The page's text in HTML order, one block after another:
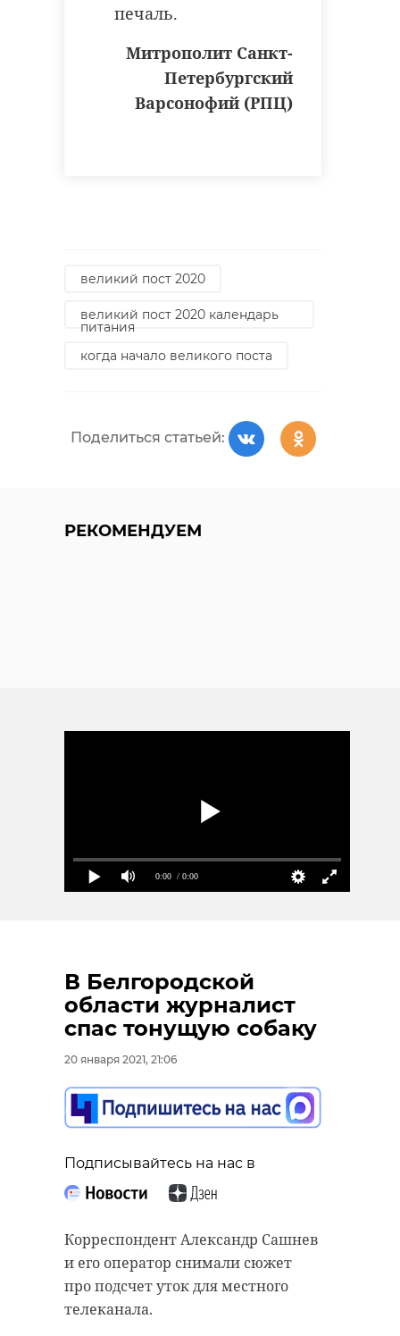
печаль.
Митрополит Санкт-
Петербургский
Варсонофий (РПЦ)
великий пост 2020
великий пост 2020 календарь
питания
когда начало великого поста
Поделиться статьей:
РЕКОМЕНДУЕМ
0:00 / 0:00
В Белгородской
области журналист
спас тонущую собаку
20 января 2021, 21:06
Подписывайтесь на нас в
Корреспондент Александр Сашнев
и его оператор снимали сюжет
про подсчет уток для местного
телеканала.